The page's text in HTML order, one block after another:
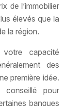
de l’immobilier
élevés que la
la région.
votre capacité
des
première idée.
conseillé pour
banques